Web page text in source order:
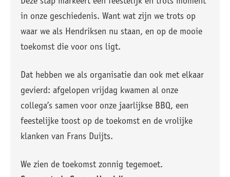
in onze geschiedenis. Want wat zijn we trots op
waar we als Hendriksen nu staan, en op de mooie
toekomst die voor ons ligt.
Dat hebben we als organisatie dan ook met elkaar
gevierd: afgelopen vrijdag kwamen al onze
collega’s samen voor onze jaarlijkse BBQ, een
feestelijke toost op de toekomst en de vrolijke
klanken van Frans Duijts.
We zien de toekomst zonnig tegemoet.